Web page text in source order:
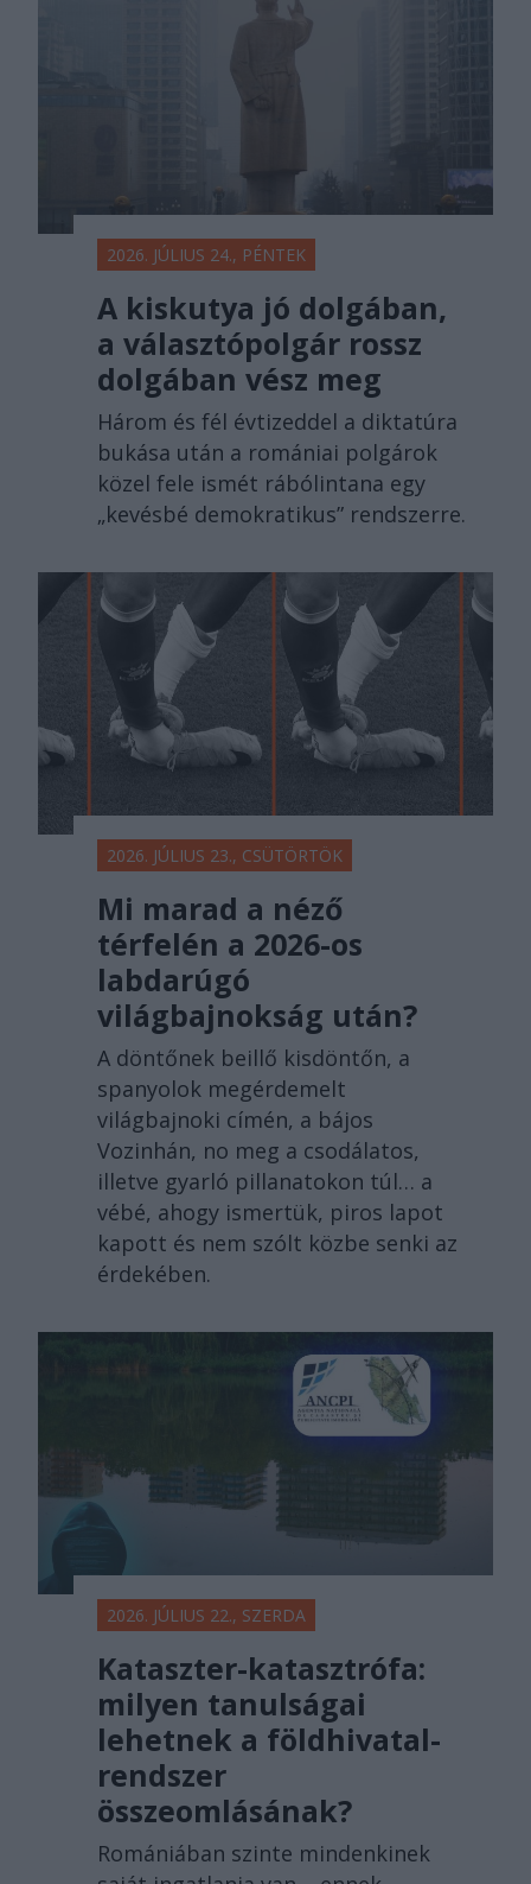
2026. JÚLIUS 24., PÉNTEK
A kiskutya jó dolgában,
a választópolgár rossz
dolgában vész meg
Három és fél évtizeddel a diktatúra
bukása után a romániai polgárok
közel fele ismét rábólintana egy
„kevésbé demokratikus” rendszerre.
2026. JÚLIUS 23., CSÜTÖRTÖK
Mi marad a néző
térfelén a 2026-os
labdarúgó
világbajnokság után?
A döntőnek beillő kisdöntőn, a
spanyolok megérdemelt
világbajnoki címén, a bájos
Vozinhán, no meg a csodálatos,
illetve gyarló pillanatokon túl… a
vébé, ahogy ismertük, piros lapot
kapott és nem szólt közbe senki az
érdekében.
2026. JÚLIUS 22., SZERDA
Kataszter-katasztrófa:
milyen tanulságai
lehetnek a földhivatal-
rendszer
összeomlásának?
Romániában szinte mindenkinek